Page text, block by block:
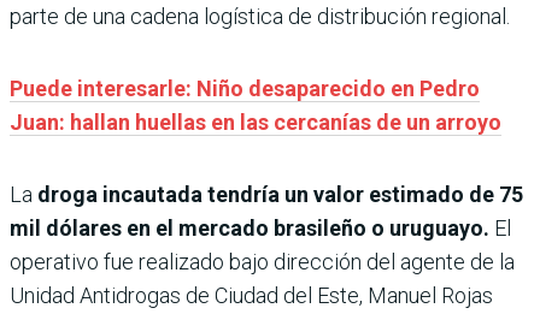
parte de una cadena logística de distribución regional.
Puede interesarle: Niño desaparecido en Pedro
Juan: hallan huellas en las cercanías de un arroyo
La droga incautada tendría un valor estimado de 75
mil dólares en el mercado brasileño o uruguayo. El
operativo fue realizado bajo dirección del agente de la
Unidad Antidrogas de Ciudad del Este, Manuel Rojas